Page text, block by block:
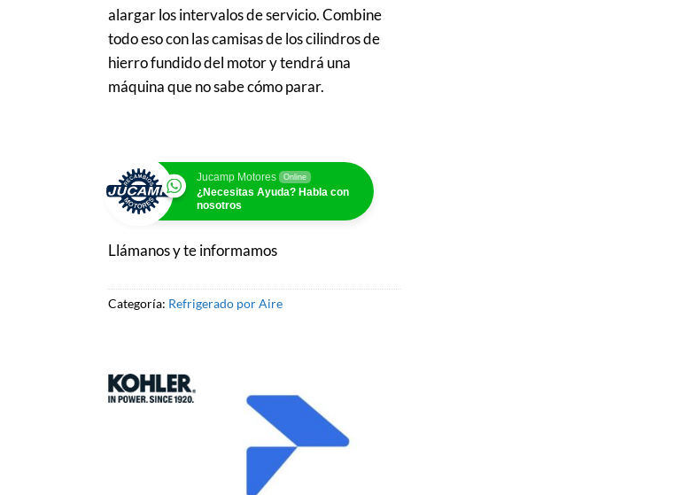
alargar los intervalos de servicio.Combine
todo eso con las camisas de los cilindros de
hierro fundido del motor y tendrá una
máquina que no sabe cómo parar.
Jucamp Motores Online
¿Necesitas Ayuda? Habla con
nosotros
Llámanos y te informamos
Categoría: Refrigerado por Aire